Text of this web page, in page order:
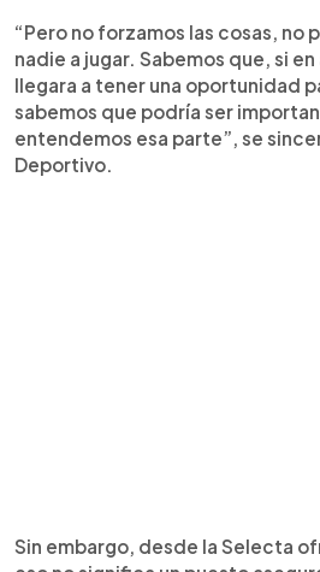
“Pero no forzamos las cosas, no
nadie a jugar. Sabemos que, si
llegara a tener una oportunidad
sabemos que podría ser
entendemos esa parte”, se
Deportivo.
Sin embargo, desde la Selecta